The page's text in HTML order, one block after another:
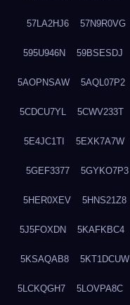
57LA2HJ6 57N9R0VG
595U946N 59BSESDJ
5AOPNSAW 5AQL07P2
5CDCU7YL 5CWV233T
5E4JC1TI 5EXK7A7W
5GEF3377 5GYKO7P3
5HER0XEV 5HNS21Z8
5J5FOXDN 5KAFKBC4
5KSAQAB8 5KT1DCUW
5LCKQGH7 5LOVPA8C